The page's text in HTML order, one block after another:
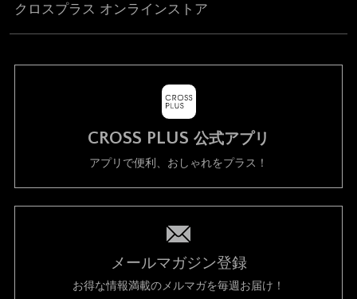
クロスプラス オンラインストア
CROSS PLUS 公式アプリ
アプリで便利、おしゃれをプラス！
メールマガジン登録
お得な情報満載のメルマガを毎週お届け！